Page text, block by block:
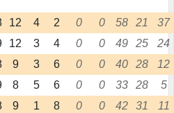
12 4 2 0 0 58 21
37
12 3 4 0 0 49 25
24
9 3 6 0 0 40 28
12
8 5 6 0 0 33 28
5
9 1 8 0 0 42 31
11